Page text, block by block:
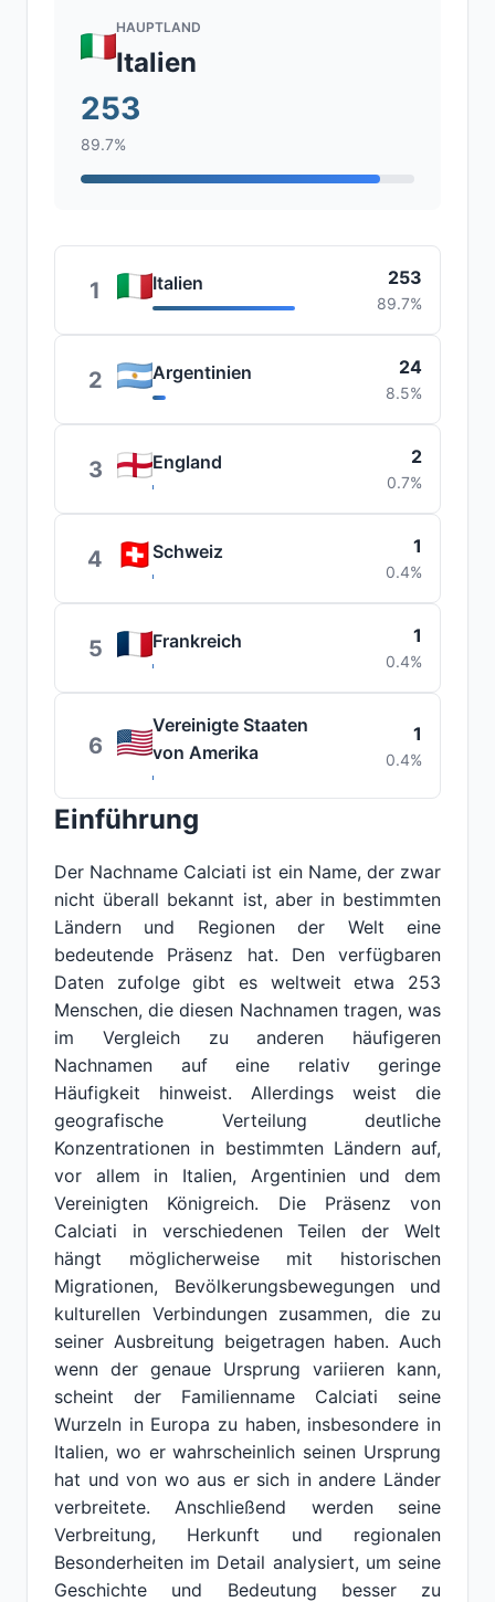
HAUPTLAND
Italien
253
89.7%
1 Italien 253
89.7%
2 Argentinien 24
8.5%
3 England 2
0.7%
4 Schweiz 1
0.4%
5 Frankreich 1
0.4%
6
Vereinigte Staaten
von Amerika
1
0.4%
Einführung
Der Nachname Calciati ist ein Name, der zwar
nicht überall bekannt ist, aber in bestimmten
Ländern und Regionen der Welt eine
bedeutende Präsenz hat. Den verfügbaren
Daten zufolge gibt es weltweit etwa 253
Menschen, die diesen Nachnamen tragen, was
im Vergleich zu anderen häufigeren
Nachnamen auf eine relativ geringe
Häufigkeit hinweist. Allerdings weist die
geografische Verteilung deutliche
Konzentrationen in bestimmten Ländern auf,
vor allem in Italien, Argentinien und dem
Vereinigten Königreich. Die Präsenz von
Calciati in verschiedenen Teilen der Welt
hängt möglicherweise mit historischen
Migrationen, Bevölkerungsbewegungen und
kulturellen Verbindungen zusammen, die zu
seiner Ausbreitung beigetragen haben. Auch
wenn der genaue Ursprung variieren kann,
scheint der Familienname Calciati seine
Wurzeln in Europa zu haben, insbesondere in
Italien, wo er wahrscheinlich seinen Ursprung
hat und von wo aus er sich in andere Länder
verbreitete. Anschließend werden seine
Verbreitung, Herkunft und regionalen
Besonderheiten im Detail analysiert, um seine
Geschichte und Bedeutung besser zu